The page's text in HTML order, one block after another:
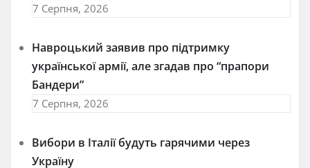
7 Серпня, 2026
Навроцький заявив про підтримку
української армії, але згадав про “прапори
Бандери”
7 Серпня, 2026
Вибори в Італії будуть гарячими через
Україну